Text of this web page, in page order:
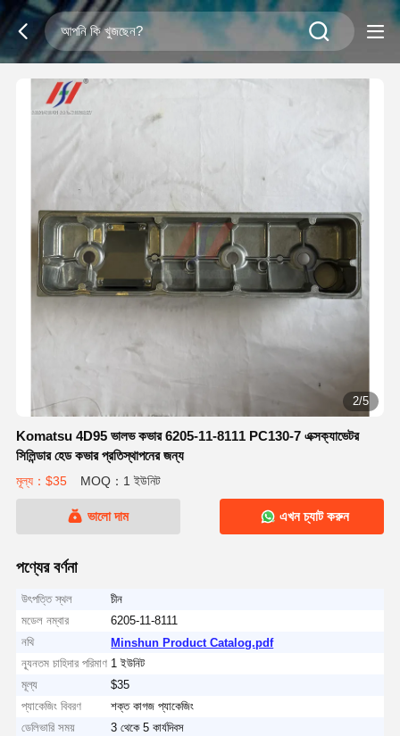
2/5
Komatsu 4D95 ভালভ কভার 6205-11-8111 PC130-7 এক্সক্যাভেটর
সিলিন্ডার হেড কভার প্রতিস্থাপনের জন্য
মূল্য：$35 MOQ：1 ইউনিট
ভালো দাম এখন চ্যাট করুন
পণ্যের বর্ণনা
উৎপত্তি স্থল
চীন
মডেল নম্বার
6205-11-8111
নথি
Minshun Product Catalog.pdf
ন্যূনতম চাহিদার পরিমাণ 1 ইউনিট
মূল্য
$35
প্যাকেজিং বিবরণ
শক্ত কাগজ প্যাকেজিং
ডেলিভারি সময়
3 থেকে 5 কার্যদিবস